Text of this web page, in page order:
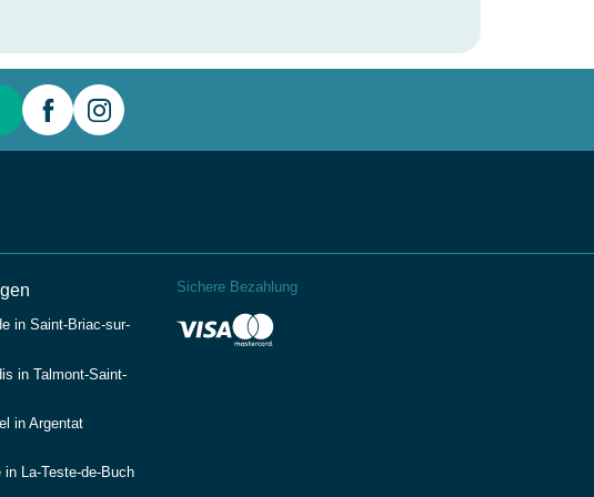
in Saint-Briac-sur-
in Talmont-Saint-
in Argentat
in La-Teste-de-Buch
Sichere Bezahlung